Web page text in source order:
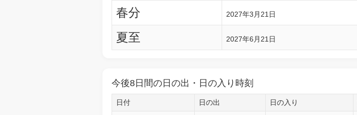
春分
2027年3月21日
夏至
2027年6月21日
今後8日間の日の出・日の入り時刻
日付 日の出 日の入り